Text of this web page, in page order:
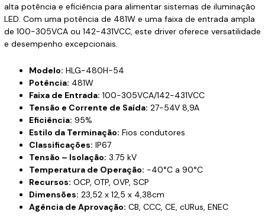
alta potência e eficiência para alimentar sistemas de iluminação
LED. Com uma potência de 481W e uma faixa de entrada ampla
de 100-305VCA ou 142-431VCC, este driver oferece versatilidade
e desempenho excepcionais.
Modelo: HLG-480H-54
Potência: 481W
Faixa de Entrada: 100-305VCA/142-431VCC
Tensão e Corrente de Saída: 27-54V 8,9A
Eficiência: 95%
Estilo da Terminação: Fios condutores
Classificações: IP67
Tensão – Isolação: 3.75 kV
Temperatura de Operação: -40°C a 90°C
Recursos: OCP, OTP, OVP, SCP
Dimensões: 23,52 x 12,5 x 4,38cm
Agência de Aprovação: CB, CCC, CE, cURus, ENEC